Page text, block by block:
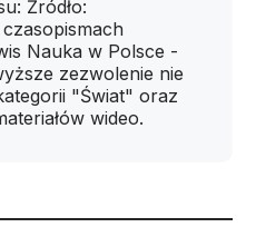
Źródło:
Nauka w Polsce -
zezwolenie nie
"Świat" oraz
wideo.